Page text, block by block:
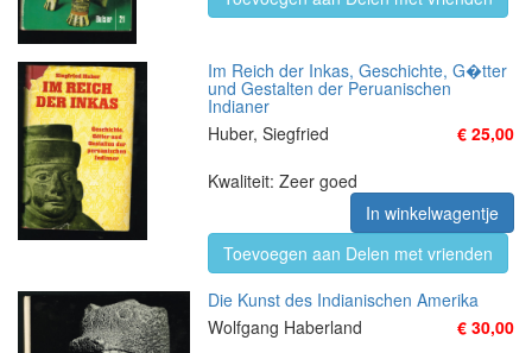
Im Reich der Inkas, Geschichte, G�tter
und Gestalten der Peruanischen
Indianer
Huber, Siegfried
€ 25,00
Kwaliteit: Zeer goed
In winkelwagentje
Toevoegen aan Delen met vrienden
Die Kunst des Indianischen Amerika
Wolfgang Haberland
€ 30,00